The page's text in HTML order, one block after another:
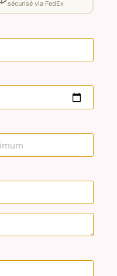
sécurisé via FedEx